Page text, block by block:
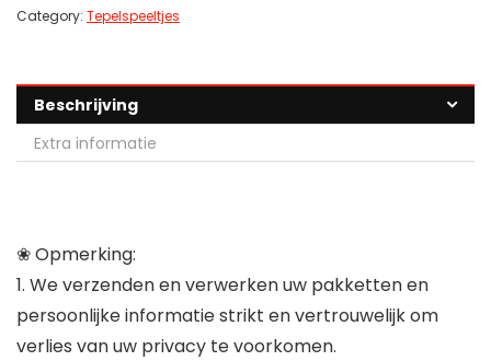
Category: Tepelspeeltjes
Beschrijving
Extra informatie
❀ Opmerking:
1. We verzenden en verwerken uw pakketten en
persoonlijke informatie strikt en vertrouwelijk om
verlies van uw privacy te voorkomen.